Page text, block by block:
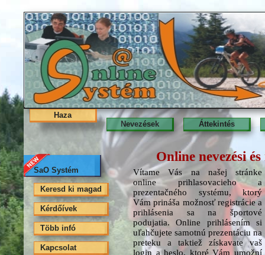
Haza
Nevezések
Áttekintés
SaO Systém
Keresd ki magad
Kérdőívek
Több infó
Kapcsolat
Online nevezési
Vítame Vás na našej stránke
online prihlasovacieho a
prezentačného systému, ktorý
Vám prináša možnosť registrácie a
prihlásenia sa na športové
podujatia. Online prihlásením si
uľahčujete samotnú prezentáciu na
preteku a taktiež získavate vaš
login a heslo, ktoré Vám umožní